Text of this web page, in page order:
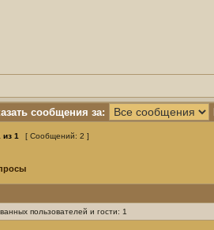
сообщения за:
из 1 [ Сообщений: 2 ]
пользователей и гости: 1